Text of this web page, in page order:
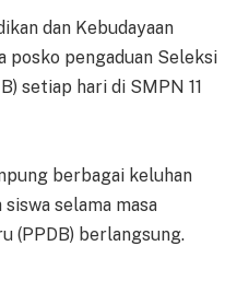
dan Kebudayaan
posko pengaduan Seleksi
setiap hari di SMPN 11
berbagai keluhan
selama masa
(PPDB) berlangsung.